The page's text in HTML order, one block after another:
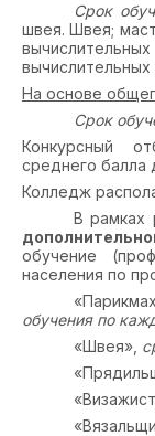
Срок
швея. Швея;
На основе
Срок
Конкурсный
среднего балла
Колледж
В рамках
обучение
населения по
обучения по
«Швея»,